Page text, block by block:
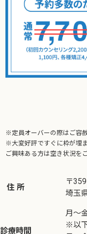
※定員オーバーの際はご容
※大変好評ですぐに枠が埋ま
ご興味ある方は空き状況を
住 所
〒
埼玉
診療時間
月～
※以